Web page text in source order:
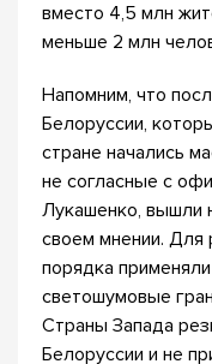
вместо 4,5 млн
меньше 2 млн
Напомним, что
Белоруссии,
стране начались
не согласные с
Лукашенко, вышли
своем мнении. Для
порядка
светошумовые
Страны Запада
Белоруссии и не